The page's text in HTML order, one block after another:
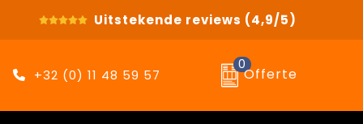
Uitstekende reviews (4,9/5)
+32 (0) 11 48 59 57
0
Offerte